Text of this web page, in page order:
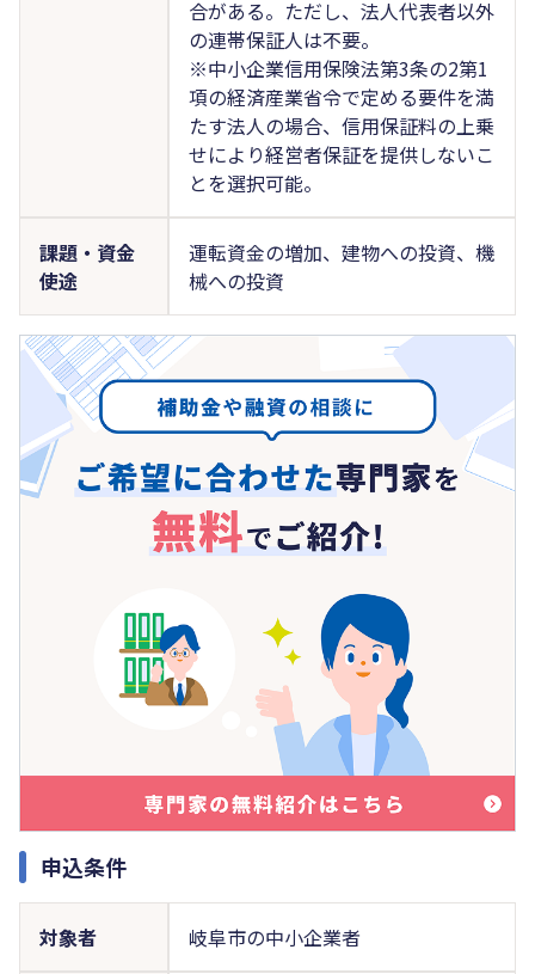
合がある。ただし、法人代表者以外
の連帯保証人は不要。
※中小企業信用保険法第3条の2第1
項の経済産業省令で定める要件を満
たす法人の場合、信用保証料の上乗
せにより経営者保証を提供しないこ
とを選択可能。
課題・資金
使途
運転資金の増加、建物への投資、機
械への投資
申込条件
対象者 岐阜市の中小企業者